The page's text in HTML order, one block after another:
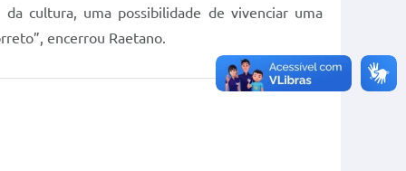
cultura, uma possibilidade de vivenciar uma
encerrou Raetano.